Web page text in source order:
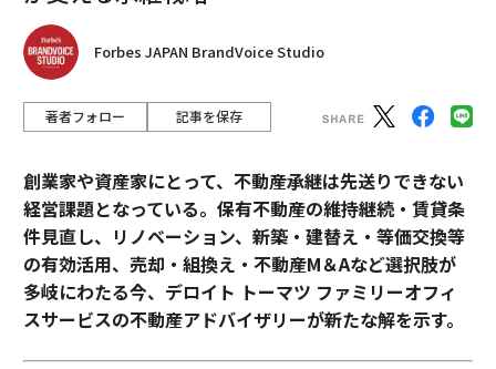
Forbes JAPAN BrandVoice Studio
著者フォロー 記事を保存
創業家や資産家にとって、不動産承継は先送りできない
経営課題となっている。保有不動産の維持継続・賃貸条
件見直し、リノベーション、新築・建替え・等価交換等
の有効活用、売却・組換え・不動産М＆Aなど選択肢が
多岐にわたる今、デロイト トーマツ ファミリーオフィ
スサービスの不動産アドバイザリーが新たな解を示す。